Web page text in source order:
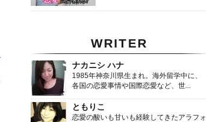
WRITER
ナカニシ ハナ
1985年神奈川県生まれ。海外留学中に、
各国の恋愛事情や国際恋愛など、世...
ともりこ
恋愛の酸いも甘いも経験してきたアラフォ